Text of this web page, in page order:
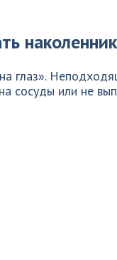
глаз».
сосуды или не